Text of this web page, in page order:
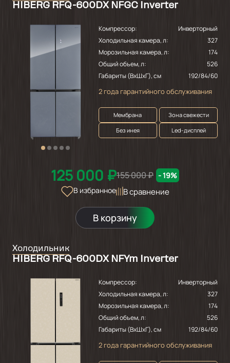
HIBERG RFQ-600DX NFGC Inverter
Компрессор:
Инверторный
Холодильная камера, л:
327
Морозильная камера, л:
174
Общий объем, л:
526
Габариты (ВхШхГ), см
192/84/60
2 года гарантийного обслуживания
Мембрана
Зона свежести
Без инея
Led-дисплей
125 000 ₽155 000 ₽ - 19%
В избранное
В сравнение
В корзину
Холодильник
HIBERG RFQ-600DX NFYm Inverter
Компрессор:
Инверторный
Холодильная камера, л:
327
Морозильная камера, л:
174
Общий объем, л:
526
Габариты (ВхШхГ), см
192/84/60
2 года гарантийного обслуживания